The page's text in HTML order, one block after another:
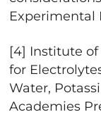
Experimental
[4] Institute of
for
Water,
Academies